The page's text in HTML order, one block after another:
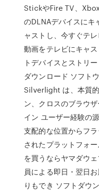
StickやFire TV、
のDLNAデバイスにキ
ャストし、今すぐテ
動画をテレビにキャ
トデバイスとストリ
ダウンロード ソフト
Silverlight は、本質
ン、クロスのブラウ
イン ユーザー経験の
支配的な位置からフ
されたプラットフォ
を買うならヤマダウ
員による即日・翌日
りもでき ソフトダウ